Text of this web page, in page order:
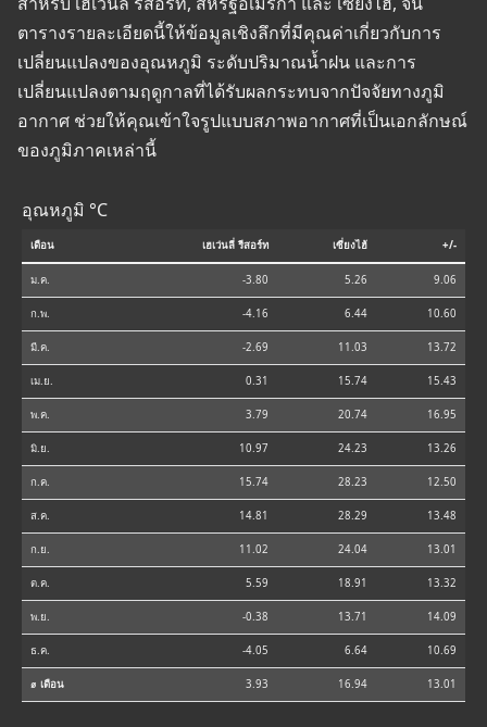
ตารางรายละเอียดนี้ให้ข้อมูลเชิงลึกที่มีคุณค่าเกี่ยวกับการ
เปลี่ยนแปลงของอุณหภูมิ ระดับปริมาณน้ำฝน และการ
เปลี่ยนแปลงตามฤดูกาลที่ได้รับผลกระทบจากปัจจัยทางภูมิ
อากาศ ช่วยให้คุณเข้าใจรูปแบบสภาพอากาศที่เป็นเอกลักษณ์
ของภูมิภาคเหล่านี้
อุณหภูมิ °C
เดือน เฮเว่นลี่ รีสอร์ท เซี่ยงไฮ้ +/-
ม.ค. -3.80 5.26 9.06
ก.พ. -4.16 6.44 10.60
มี.ค. -2.69 11.03 13.72
เม.ย. 0.31 15.74 15.43
พ.ค. 3.79 20.74 16.95
มิ.ย. 10.97 24.23 13.26
ก.ค. 15.74 28.23 12.50
ส.ค. 14.81 28.29 13.48
ก.ย. 11.02 24.04 13.01
ต.ค. 5.59 18.91 13.32
พ.ย. -0.38 13.71 14.09
ธ.ค. -4.05 6.64 10.69
⌀ เดือน 3.93 16.94 13.01